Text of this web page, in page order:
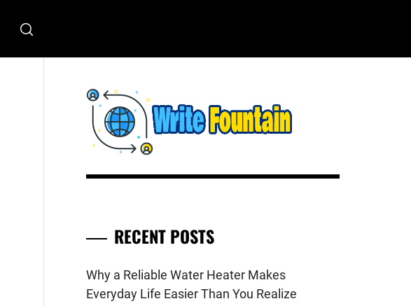
WRITE
FOUNTAIN
RECENT POSTS
Why a Reliable Water Heater Makes
Everyday Life Easier Than You Realize